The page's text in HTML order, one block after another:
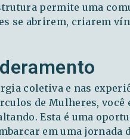
permite uma
se abrirem, criarem
coletiva e nas
de Mulheres, você
Esta é uma
em uma jornada